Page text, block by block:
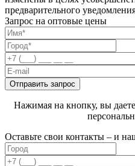
предварительного
Запрос на оптовые цены
Нажимая на кнопку, вы даете
Оставьте свои контакты – и